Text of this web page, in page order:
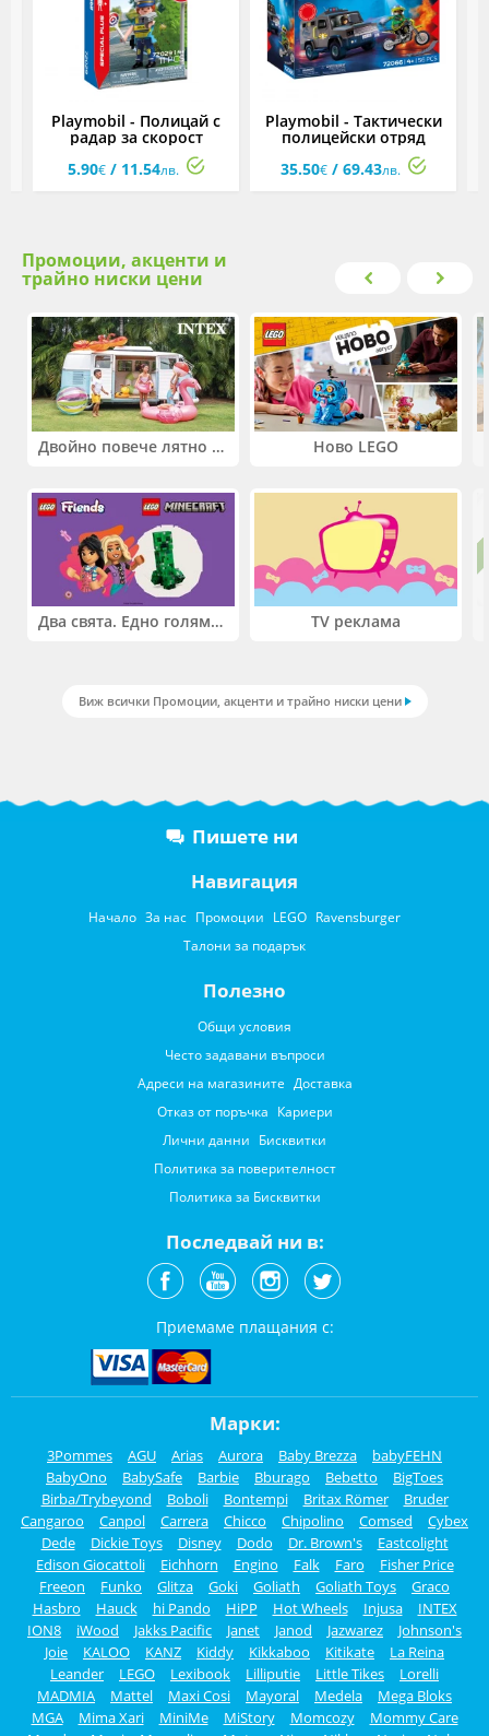
Playmobil - Полицай с
радар за скорост
5.90€/ 11.54лв.
Playmobil - Тактически
полицейски отряд
35.50€/ 69.43лв.
Промоции, акценти и
трайно ниски цени
Двойно повече лятно забавление! Купи 2 продукта INTEX и вземи -33%
Два свята. Едно голямо приключение. Купи 2 продукта LEGO® Friends и/или LEGO® Minecraft и вземи -27%
Ново LEGO
TV реклама
Виж всички Промоции, акценти и трайно ниски цени
Пишете ни
Навигация
Начало За нас Промоции LEGO Ravensburger
Талони за подарък
Полезно
Общи условия
Често задавани въпроси
Адреси на магазините Доставка
Отказ от поръчка Кариери
Лични данни Бисквитки
Политика за поверителност
Политика за Бисквитки
Последвай ни в:
Приемаме плащания с:
Марки:
3Pommes AGU Arias Aurora Baby Brezza
babyFEHN
BabyOno
BabySafe Barbie Bburago Bebetto
BigToes
Birba/Trybeyond
Boboli Bontempi Britax Römer
Bruder
Cangaroo
Canpol Carrera Chicco Chipolino Comsed
Cybex
Dede
Dickie Toys Disney Dodo Dr. Brown's
Eastcolight
Edison Giocattoli
Eichhorn Engino Falk Faro
Fisher Price
Freeon
Funko Glitza Goki Goliath Goliath Toys
Graco
Hasbro
Hauck hi Pando HiPP Hot Wheels Injusa
INTEX
ION8
iWood Jakks Pacific Janet Janod Jazwarez
Johnson's
Joie
KALOO KANZ Kiddy Kikkaboo Kitikate
La Reina
Leander
LEGO Lexibook Lilliputie Little Tikes
Lorelli
MADMIA
Mattel Maxi Cosi Mayoral Medela
Mega Bloks
MGA
Mima Xari MiniMe MiStory Momcozy
Mommy Care